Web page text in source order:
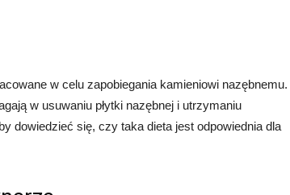
w celu zapobiegania kamieniowi nazębnemu.
w usuwaniu płytki nazębnej i utrzymaniu
dowiedzieć się, czy taka dieta jest odpowiednia dla